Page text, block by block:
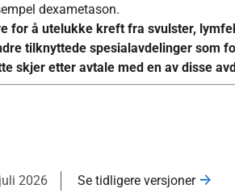
dexametason.
for å utelukke kreft fra svulster,
tilknyttede spesialavdelinger som
skjer etter avtale med en av disse
2026 Se tidligere versjoner